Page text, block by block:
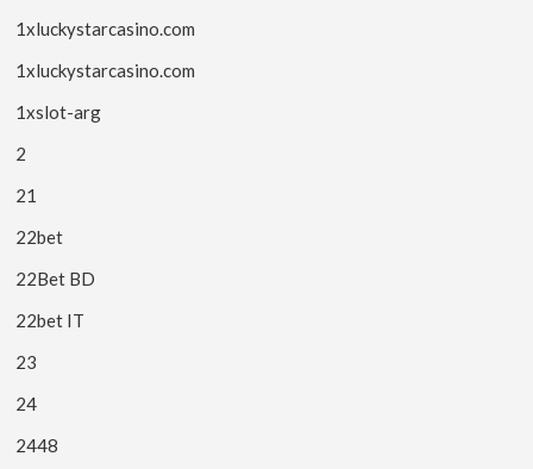
1xluckystarcasino.com
1xluckystarcasino.com
1xslot-arg
2
21
22bet
22Bet BD
22bet IT
23
24
2448